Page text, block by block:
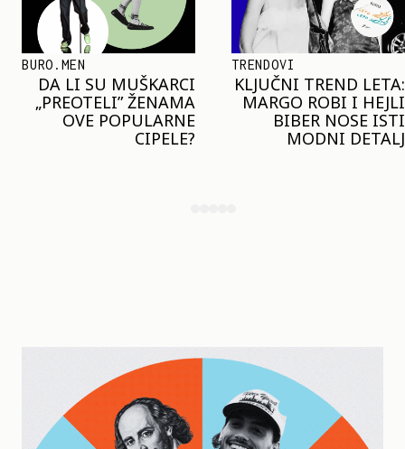
TRENDOVI
KLJUČNI TREND LETA:
MARGO ROBI I HEJLI
BIBER NOSE ISTI
MODNI DETALJ
SHOPPING
JOŠ JE RANO ZA JAKNE
– ALI U RESERVED JE
STIGAO MODEL KOJI
ĆE BITI VELIKI TREND